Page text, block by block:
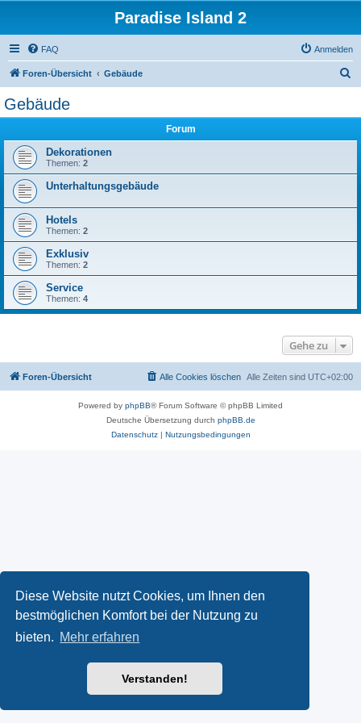
Diese Website nutzt Cookies, um Ihnen den
bestmöglichen Komfort bei der Nutzung zu
bieten. Mehr erfahren
Verstanden!
Paradise Island 2
FAQ Anmelden
Foren-Übersicht Gebäude
Gebäude
Forum
Dekorationen
Themen: 2
Unterhaltungsgebäude
Hotels
Themen: 2
Exklusiv
Themen: 2
Service
Themen: 4
Gehe zu
Foren-Übersicht Alle Zeiten sind UTC+02:00
Alle Cookies löschen
Powered by phpBB® Forum Software © phpBB Limited
Deutsche Übersetzung durch phpBB.de
Datenschutz| Nutzungsbedingungen